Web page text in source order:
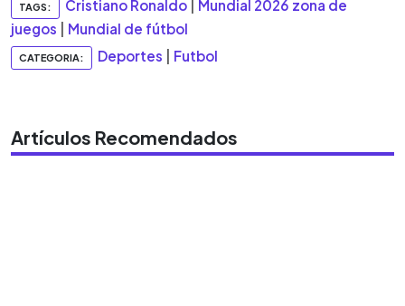
TAGS: Cristiano Ronaldo
Mundial 2026 zona de
juegos
Mundial de fútbol
CATEGORIA: Deportes Futbol
Artículos Recomendados